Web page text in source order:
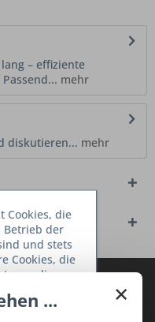
– effiziente
mehr
diskutieren... mehr
verpassen
×
...
Cookies, die
Betrieb der
und stets
Cookies, die
dieser
mit